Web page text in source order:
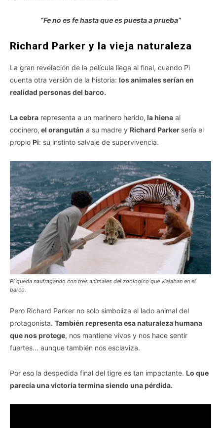
“Fe no es fe hasta que es puesta a prueba”
Richard Parker y la vieja naturaleza
La gran revelación de la película llega al final, cuando Pi
cuenta otra versión de la historia: los animales serían en
realidad personas del barco.
La cebra representa a un marinero herido, la hiena al
cocinero, el orangután a su madre y Richard Parker sería el
propio Pi: su instinto salvaje de supervivencia.
Pi queda naufragando con tres animales del zoologico que viajaban en el
barco.
Pero Richard Parker no solo simboliza el lado animal del
protagonista. También representa esa naturaleza humana
que nos protege, nos mantiene vivos y nos hace sentir
fuertes… aunque también nos esclaviza.
Por eso la despedida final del tigre es tan impactante. Lo que
parecía una victoria termina siendo una pérdida.